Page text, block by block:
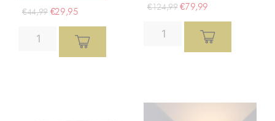
€44,99 €29,95 €124,99 €79,99